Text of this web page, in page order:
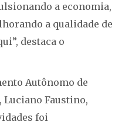
a economia,
a qualidade de
destaca o
Autônomo de
Luciano Faustino,
foi